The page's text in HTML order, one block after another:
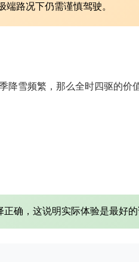
路况下仍需谨慎驾驶。
雪频繁，那么全时四驱的价
确，这说明实际体验是最好的